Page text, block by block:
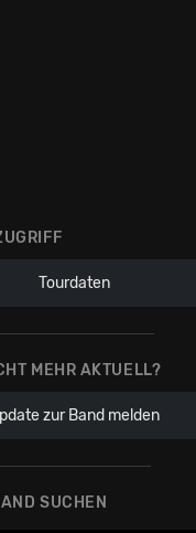
Tourdaten
MEHR AKTUELL?
zur Band melden
SUCHEN